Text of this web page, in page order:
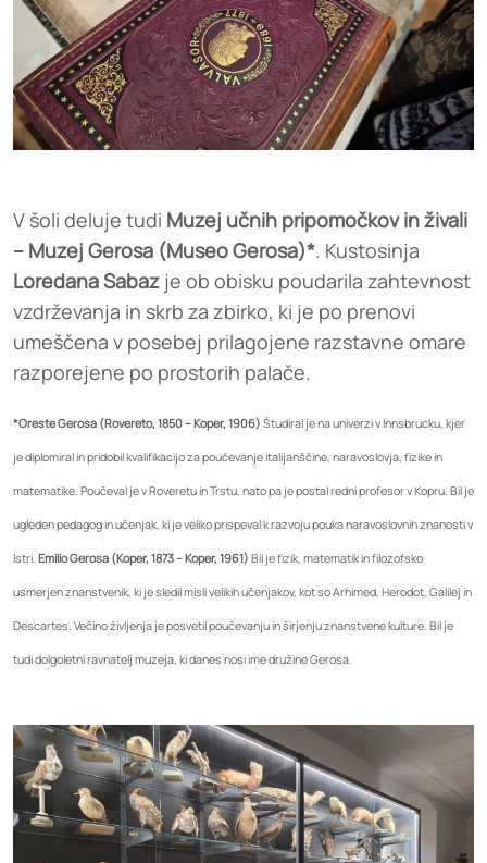
V šoli deluje tudi Muzej učnih pripomočkov in živali
– Muzej Gerosa (Museo Gerosa)*. Kustosinja
Loredana Sabaz je ob obisku poudarila zahtevnost
vzdrževanja in skrb za zbirko, ki je po prenovi
umeščena v posebej prilagojene razstavne omare
razporejene po prostorih palače.
*Oreste Gerosa (Rovereto, 1850 – Koper, 1906) Študiral je na univerzi v Innsbrucku, kjer
je diplomiral in pridobil kvalifikacijo za poučevanje italijanščine, naravoslovja, fizike in
matematike. Poučeval je v Roveretu in Trstu, nato pa je postal redni profesor v Kopru. Bil je
ugleden pedagog in učenjak, ki je veliko prispeval k razvoju pouka naravoslovnih znanosti v
Istri. Emilio Gerosa (Koper, 1873 – Koper, 1961) Bil je fizik, matematik in filozofsko
usmerjen znanstvenik, ki je sledil misli velikih učenjakov, kot so Arhimed, Herodot, Galilej in
Descartes. Večino življenja je posvetil poučevanju in širjenju znanstvene kulture. Bil je
tudi dolgoletni ravnatelj muzeja, ki danes nosi ime družine Gerosa.